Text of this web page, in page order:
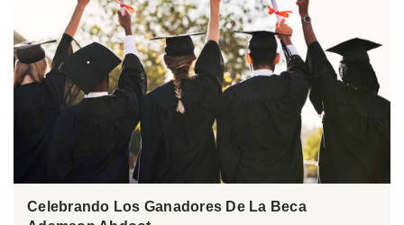
Celebrando Los Ganadores De La Beca